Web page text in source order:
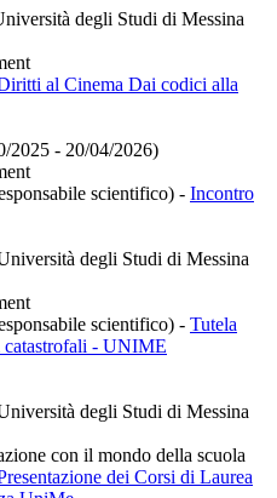
degli Studi di Messina
al Cinema Dai codici alla
2025 - 20/04/2026)
scientifico) - Incontro
degli Studi di Messina
scientifico) - Tutela
catastrofali - UNIME
degli Studi di Messina
con il mondo della scuola
dei Corsi di Laurea